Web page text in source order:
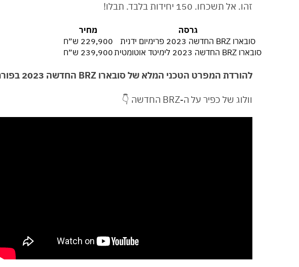
זהו. אל תשכחו. 150 יחידות בלבד. תבלו!
גרסה
מחיר
סובארו BRZ החדשה 2023 פרימיום ידנית
229,900 ש״ח
סובארו BRZ החדשה 2023 לימיטד אוטומטית
239,900 ש״ח
להורדת המפרט הטכני המלא של סובארו BRZ החדשה 2023 בפורמט PDF
וולוג של כפיר על ה-BRZ החדשה 👇